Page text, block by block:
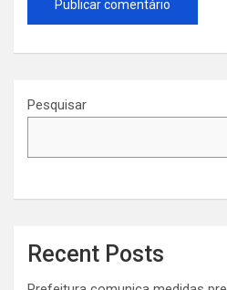
Pesquisar
Recent Posts